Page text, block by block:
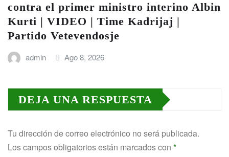
contra el primer ministro interino Albin
Kurti | VIDEO | Time Kadrijaj |
Partido Vetevendosje
admin Ago 8, 2026
DEJA UNA RESPUESTA
Tu dirección de correo electrónico no será publicada.
Los campos obligatorios están marcados con *